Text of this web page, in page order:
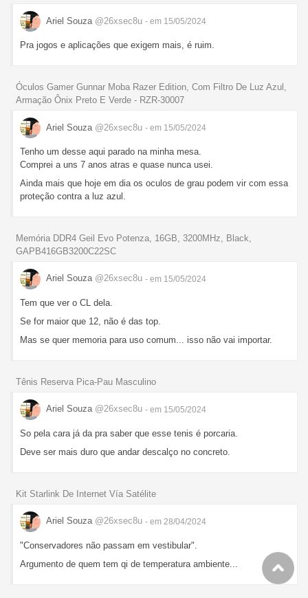
Ariel Souza @26xsec8u - em 15/05/2024
Pra jogos e aplicações que exigem mais, é ruim.
Óculos Gamer Gunnar Moba Razer Edition, Com Filtro De Luz Azul,
Armação Ônix Preto E Verde - RZR-30007
Ariel Souza @26xsec8u - em 15/05/2024
Tenho um desse aqui parado na minha mesa.
Comprei a uns 7 anos atras e quase nunca usei.
Ainda mais que hoje em dia os oculos de grau podem vir com essa
proteção contra a luz azul.
Memória DDR4 Geil Evo Potenza, 16GB, 3200MHz, Black,
GAPB416GB3200C22SC
Ariel Souza @26xsec8u - em 15/05/2024
Tem que ver o CL dela.
Se for maior que 12, não é das top.
Mas se quer memoria para uso comum... isso não vai importar.
Tênis Reserva Pica-Pau Masculino
Ariel Souza @26xsec8u - em 15/05/2024
So pela cara já da pra saber que esse tenis é porcaria.
Deve ser mais duro que andar descalço no concreto.
Kit Starlink De Internet Vía Satélite
Ariel Souza @26xsec8u - em 28/04/2024
"Conservadores não passam em vestibular".
Argumento de quem tem qi de temperatura ambiente...